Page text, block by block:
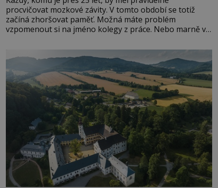
procvičovat mozkové závity. V tomto období se totiž
začíná zhoršovat paměť. Možná máte problém
vzpomenout si na jméno kolegy z práce. Nebo marně v
Je to opravdu tak, s věkem jako kdyby se paměť
rozhodla stávkovat. Cvičte